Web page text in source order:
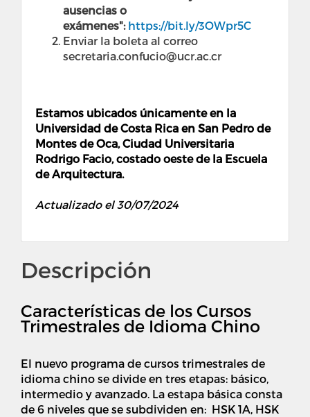
ausencias o
exámenes": https://bit.ly/3OWpr5C
Enviar la boleta al correo
secretaria.confucio@ucr.ac.cr
Estamos ubicados únicamente en la
Universidad de Costa Rica en San Pedro de
Montes de Oca, Ciudad Universitaria
Rodrigo Facio, costado oeste de la Escuela
de Arquitectura.
Actualizado el 30/07/2024
Descripción
Características de los Cursos
Trimestrales de Idioma Chino
El nuevo programa de cursos trimestrales de
idioma chino se divide en tres etapas: básico,
intermedio y avanzado. La estapa básica consta
de 6 niveles que se subdividen en: HSK 1A, HSK